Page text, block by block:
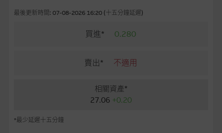
最後更新時間: 07-08-2026 16:20 (十五分鐘延遲)
買進* 0.280
賣出* 不適用
相關資產*
27.06 +0.20
*最少延遲十五分鐘